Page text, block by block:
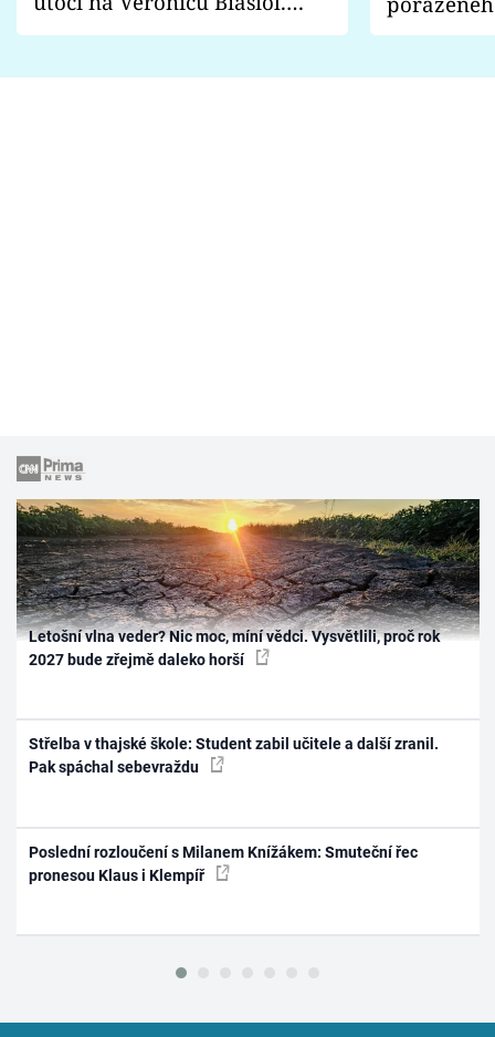
Proč je podle nich falešná a
fanoušci
Letošní vlna veder? Nic moc, míní vědci. Vysvětlili, proč rok
2027 bude zřejmě daleko horší
Střelba v thajské škole: Student zabil učitele a další zranil.
Pak spáchal sebevraždu
Poslední rozloučení s Milanem Knížákem: Smuteční řec
pronesou Klaus i Klempíř